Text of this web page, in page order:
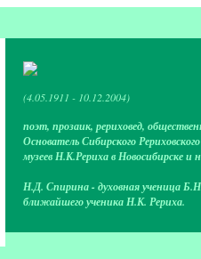
(4.05.1911 - 10.12.2004)
поэт, прозаик, рериховед,
Основатель Сибирского
музеев Н.К.Рериха в Новосибирске и
Н.Д. Спирина - духовная ученица
ближайшего ученика Н.К. Рериха.